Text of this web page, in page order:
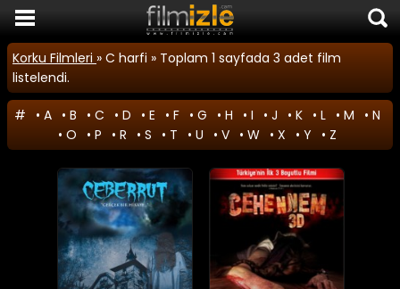
Film İzle
Komedi Filmleri
Korku Filmleri
Macera Filmleri
Duygusal Filmler
Romantik Filmler
TÜM FİLMLER
SON EKLENEN FİLMLER
Korku Filmleri » C harfi » Toplam 1 sayfada 3 adet film
listelendi.
# • A • B • C • D • E • F • G • H • I • J • K • L • M • N
• O • P • R • S • T • U • V • W • X • Y • Z